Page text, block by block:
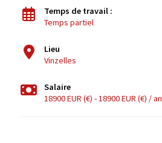
Temps de travail :
Temps partiel
Lieu
Vinzelles
Salaire
18900 EUR (€) - 18900 EUR (€) / an